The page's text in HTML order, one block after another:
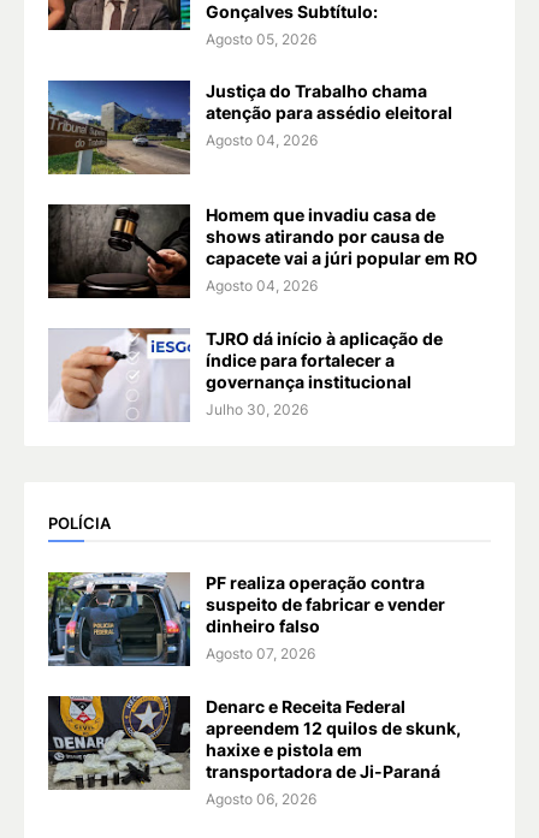
Gonçalves Subtítulo:
Agosto 05, 2026
Justiça do Trabalho chama
atenção para assédio eleitoral
Agosto 04, 2026
Homem que invadiu casa de
shows atirando por causa de
capacete vai a júri popular em RO
Agosto 04, 2026
TJRO dá início à aplicação de
índice para fortalecer a
governança institucional
Julho 30, 2026
POLÍCIA
PF realiza operação contra
suspeito de fabricar e vender
dinheiro falso
Agosto 07, 2026
Denarc e Receita Federal
apreendem 12 quilos de skunk,
haxixe e pistola em
transportadora de Ji-Paraná
Agosto 06, 2026